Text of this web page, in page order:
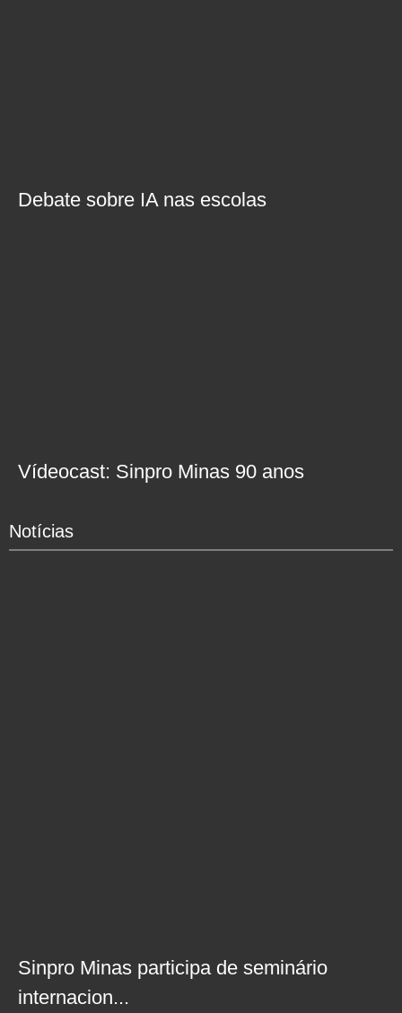
Debate sobre IA nas escolas
Vídeocast: Sinpro Minas 90 anos
Notícias
Sinpro Minas participa de seminário
internacion...